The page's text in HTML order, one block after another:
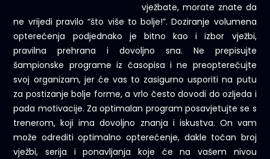
vježbate, morate znate da
ne vrijedi pravilo “što više to bolje!”. Doziranje volumena
opterećenja podjednako je bitno kao i izbor vježbi,
pravilna prehrana i dovoljno sna. Ne prepisujte
šampionske programe iz časopisa i ne preopterećujte
svoj organizam, jer će vas to zasigurno usporiti na putu
za postizanje bolje forme, a vrlo često dovodi do ozljeda i
pada motivacije. Za optimalan program posavjetujte se s
trenerom, koji ima dovoljno znanja i iskustva. On vam
može odrediti optimalno opterećenje, dakle točan broj
vježbi, serija i ponavljanja koje će na vašem nivou